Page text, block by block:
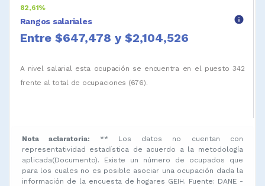
82,61%
Rangos salariales info
Entre $647,478 y $2,104,526
A nivel salarial esta ocupación se encuentra en el puesto 342
frente al total de ocupaciones (676).
Nota aclaratoria:
** Los datos no cuentan con
representatividad estadística de acuerdo a la metodología
aplicada(Documento). Existe un número de ocupados que
para los cuales no es posible asociar una ocupación dada la
información de la encuesta de hogares GEIH. Fuente: DANE -